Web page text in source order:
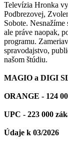
Televízia Hronka
Podbrezovej,
Sobote.
ale práve naopak,
programu.
spravodajstvo,
našom štúdiu.
MAGIO a DIGI
ORANGE - 124
UPC - 223 000
Údaje k 03/2026